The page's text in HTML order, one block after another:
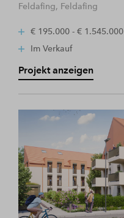
Feldafing, Feldafing
€ 195.000 - € 1.545.000
Im Verkauf
Projekt anzeigen